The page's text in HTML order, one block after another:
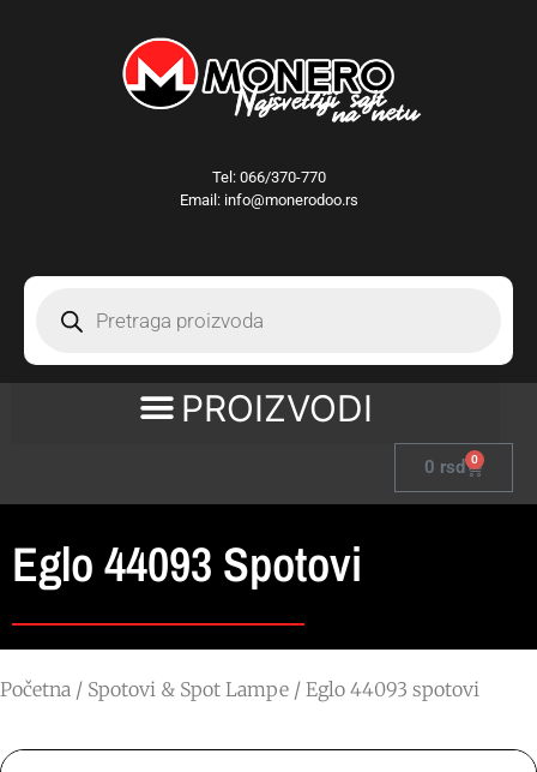
Tel: 066/370-770
Email: info@monerodoo.rs
0 rsd 0
Eglo 44093 Spotovi
Početna / Spotovi & Spot Lampe / Eglo 44093 spotovi